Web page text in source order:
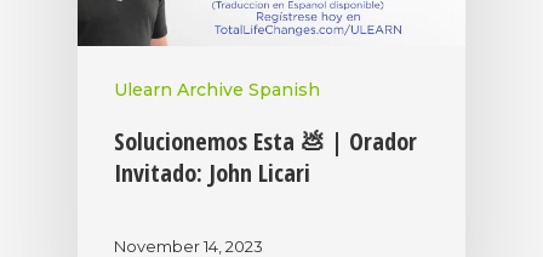
Ulearn Archive Spanish
Solucionemos Esta 💩 | Orador
Invitado: John Licari
November 14, 2023